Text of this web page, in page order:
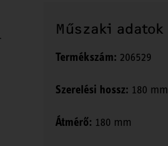
Műszaki adatok
Termékszám: 206529
Szerelési hossz: 180 mm
Átmérő: 180 mm